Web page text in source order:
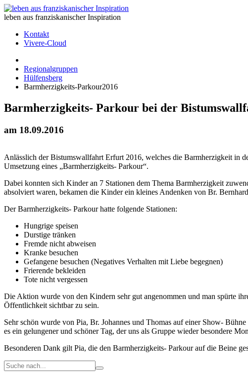
leben aus franziskanischer Inspiration
Kontakt
Vivere-Cloud
Regionalgruppen
Hülfensberg
Barmherzigkeits-Parkour2016
Barmherzigkeits- Parkour bei der
am 18.09.2016
Anlässlich der Bistumswallfahrt Erfurt 2016, welches die Barmherzigkeit in
Umsetzung eines „Barmherzigkeits- Parkour“.
Dabei konnten sich Kinder an 7 Stationen dem Thema Barmherzigkeit
absolviert waren, bekamen die Kinder ein kleines Andenken von Br.
Der Barmherzigkeits- Parkour hatte folgende Stationen:
Hungrige speisen
Durstige tränken
Fremde nicht abweisen
Kranke besuchen
Gefangene besuchen (Negatives Verhalten mit Liebe begegnen)
Frierende bekleiden
Tote nicht vergessen
Die Aktion wurde von den Kindern sehr gut angenommen und man spürte
Öffentlichkeit sichtbar zu sein.
Sehr schön wurde von Pia, Br. Johannes und Thomas auf einer Show-
es ein gelungener und schöner Tag, der uns als Gruppe wieder besondere
Besonderen Dank gilt Pia, die den Barmherzigkeits- Parkour auf die Beine